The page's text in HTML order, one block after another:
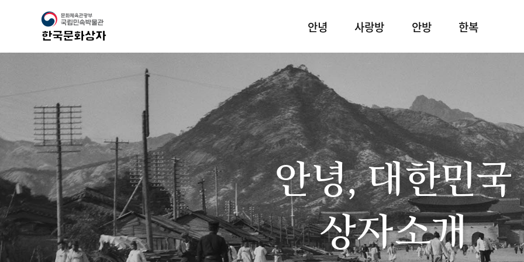
안녕 사랑방 안방 한복
안녕, 대한민국
상자소개